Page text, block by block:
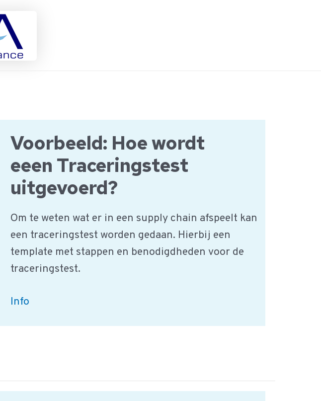
Voorbeeld: Hoe wordt
eeen Traceringstest
uitgevoerd?
Om te weten wat er in een supply chain afspeelt kan
een traceringstest worden gedaan. Hierbij een
template met stappen en benodigdheden voor de
traceringstest.
Voorbeeld:
Info